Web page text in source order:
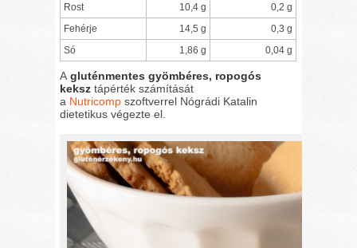
Rost
10,4 g
0,2 g
Fehérje
14,5 g
0,3 g
Só
1,86 g 0,04 g
A gluténmentes gyömbéres, ropogós
keksz tápérték számítását
a Nutricomp szoftverrel Nógrádi Katalin
dietetikus végezte el.